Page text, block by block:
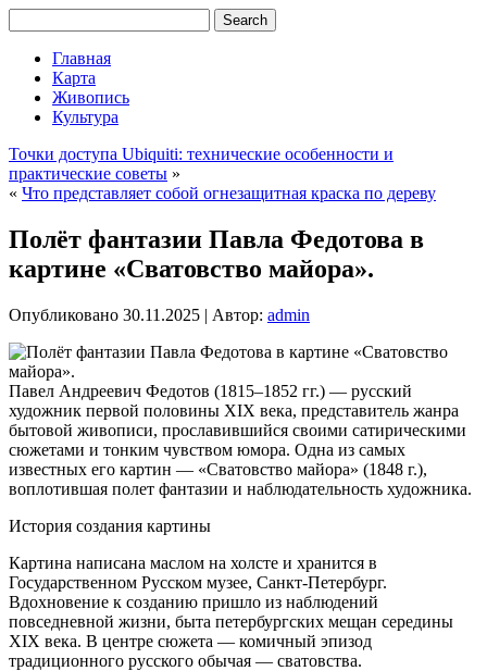
Главная
Карта
Живопись
Культура
Точки доступа Ubiquiti: технические особенности и
практические советы »
« Что представляет собой огнезащитная краска по дереву
Полёт фантазии Павла Федотова в
картине «Сватовство майора».
Опубликовано 30.11.2025 | Автор: admin
Павел Андреевич Федотов (1815–1852 гг.) — русский
художник первой половины XIX века, представитель жанра
бытовой живописи, прославившийся своими сатирическими
сюжетами и тонким чувством юмора. Одна из самых
известных его картин — «Сватовство майора» (1848 г.),
воплотившая полет фантазии и наблюдательность художника.
История создания картины
Картина написана маслом на холсте и хранится в
Государственном Русском музее, Санкт-Петербург.
Вдохновение к созданию пришло из наблюдений
повседневной жизни, быта петербургских мещан середины
XIX века. В центре сюжета — комичный эпизод
традиционного русского обычая — сватовства.